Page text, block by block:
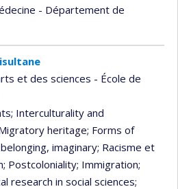
- Département de
et des sciences - École de
; Interculturality and
heritage; Forms of
imaginary; Racisme et
; Postcoloniality; Immigration;
research in social sciences;